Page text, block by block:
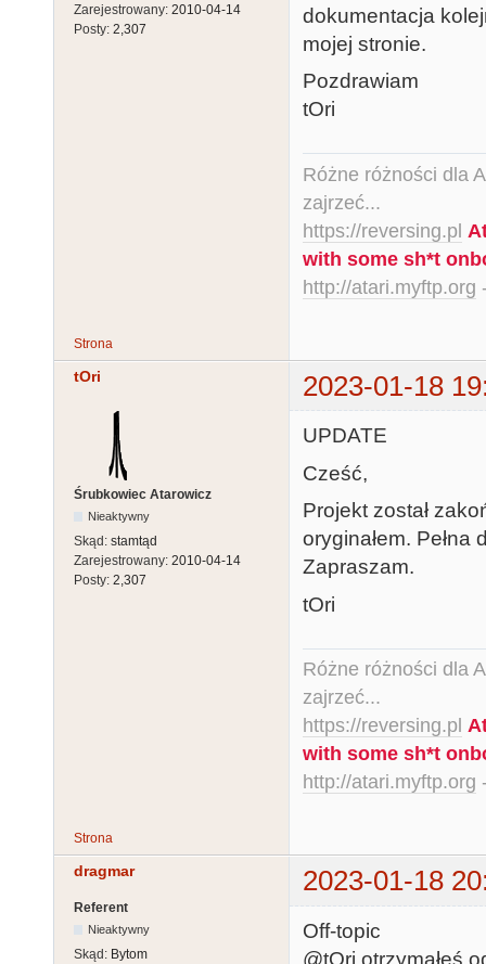
Zarejestrowany: 2010-04-14
Posty: 2,307
dokumentacja
mojej stronie.
Pozdrawiam
tOri
Różne różności dla
zajrzeć...
https://reversing.pl
with some sh*t
http://atari.myftp.org
Strona
tOri 2023-01-18
Śrubkowiec Atarowicz
Nieaktywny
Skąd: stamtąd
Zarejestrowany: 2010-04-14
Posty: 2,307
UPDATE
Cześć,
Projekt został
oryginałem.
Zapraszam.
tOri
Różne różności dla
zajrzeć...
https://reversing.pl
with some sh*t
http://atari.myftp.org
Strona
dragmar 2023-01-18
Referent
Nieaktywny
Skąd: Bytom
Off-topic
@tOri otrzymałeś